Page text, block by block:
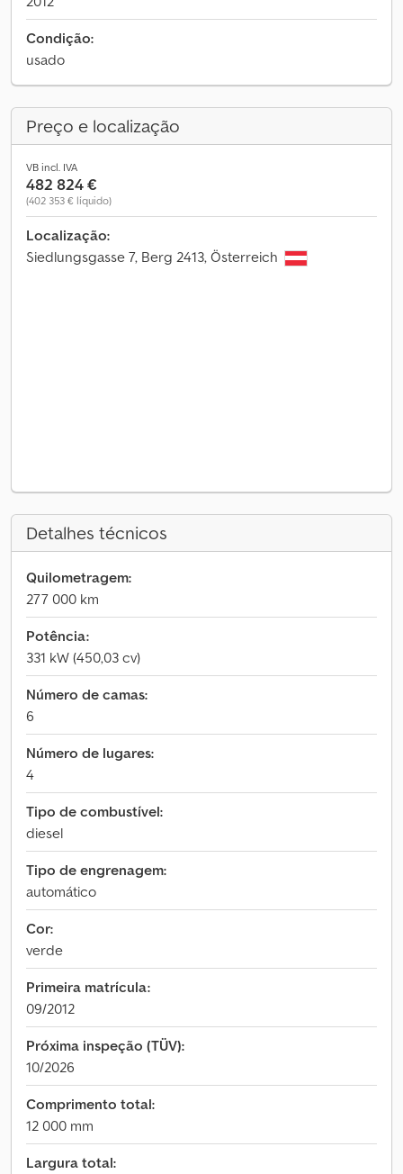
Condição:
usado
Preço e localização
VB incl. IVA
482 824 €
(402 353 € líquido)
Localização:
Siedlungsgasse 7, Berg 2413, Österreich
Detalhes técnicos
Quilometragem:
277 000 km
Potência:
331 kW (450,03 cv)
Número de camas:
6
Número de lugares:
4
Tipo de combustível:
diesel
Tipo de engrenagem:
automático
Cor:
verde
Primeira matrícula:
09/2012
Próxima inspeção (TÜV):
10/2026
Comprimento total:
12 000 mm
Largura total: